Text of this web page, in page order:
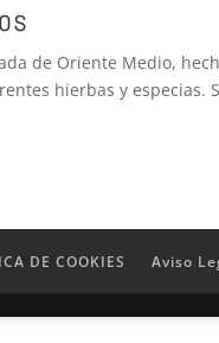
de Oriente Medio,
hierbas y
DE COOKIES Aviso